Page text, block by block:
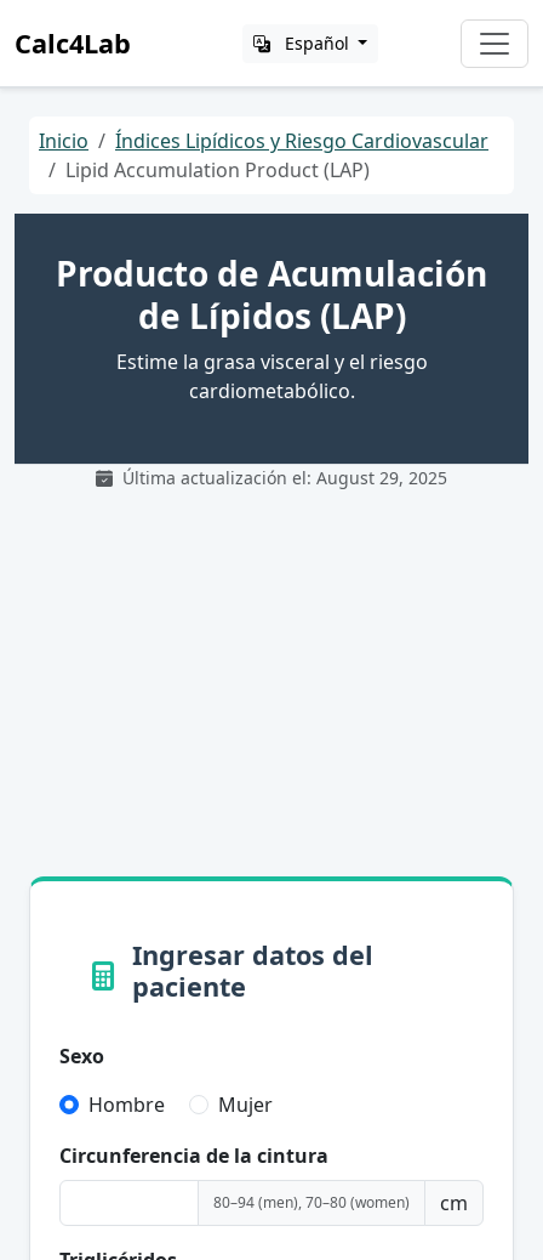
Calc4Lab Español
Inicio
Índices Lipídicos y Riesgo Cardiovascular
Lipid Accumulation Product (LAP)
Producto de Acumulación
de Lípidos (LAP)
Estime la grasa visceral y el riesgo
cardiometabólico.
Última actualización el: August 29, 2025
Ingresar datos del
paciente
Sexo
Hombre
Mujer
Circunferencia de la cintura
80–94 (men), 70–80 (women) cm